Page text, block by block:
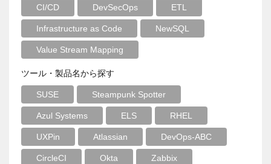
CI/CD DevSecOps ETL
Infrastructure as Code NewSQL
Value Stream Mapping
ツール・製品名から探す
SUSE Steampunk Spotter
Azul Systems ELS RHEL
UXPin Atlassian DevOps-ABC
CircleCI Okta Zabbix